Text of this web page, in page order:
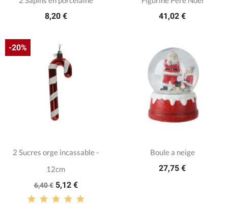
8,20 € 41,02 €
2 Sucres orge incassable -
12cm
6,40 € 5,12 €
-20%
Boule a neige
27,75 €